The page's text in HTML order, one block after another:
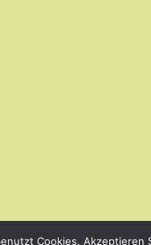
Cookies.